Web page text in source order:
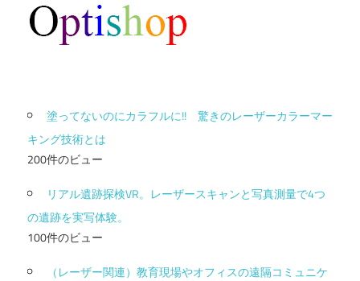
塗ってないのにカラフルに!! 驚きのレーザーカラーマー
キング技術とは
200件のビュー
リアル遺跡探検VR。レーザースキャンと写真測量で4つ
の遺跡を実写体験。
100件のビュー
（レーザー関連）教育現場やオフィスの遠隔コミュニケ